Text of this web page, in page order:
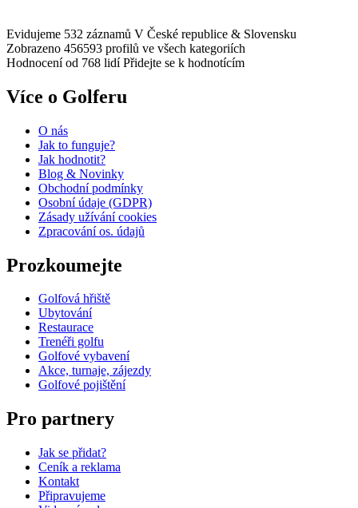
Evidujeme 532 záznamů V České republice & Slovensku
Zobrazeno 456593 profilů ve všech kategoriích
Hodnocení od 768 lidí Přidejte se k hodnotícím
Více o Golferu
O nás
Jak to funguje?
Jak hodnotit?
Blog & Novinky
Obchodní podmínky
Osobní údaje (GDPR)
Zásady užívání cookies
Zpracování os. údajů​
Prozkoumejte
Golfová hřiště
Ubytování
Restaurace
Trenéři golfu
Golfové vybavení
Akce, turnaje, zájezdy
Golfové pojištění
Pro partnery
Jak se přidat?
Ceník a reklama
Kontakt
Připravujeme